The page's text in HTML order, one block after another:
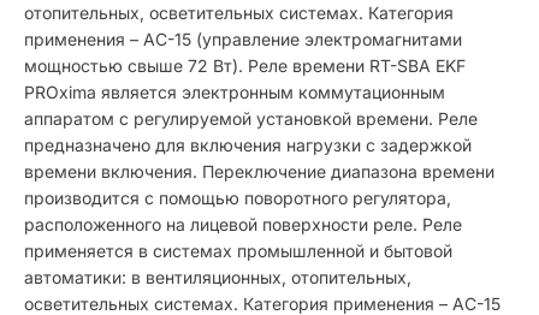
отопительных, осветительных системах. Категория
применения – АС-15 (управление электромагнитами
мощностью свыше 72 Вт). Реле времени RT-SBA EKF
PROxima является электронным коммутационным
аппаратом с регулируемой установкой времени. Реле
предназначено для включения нагрузки с задержкой
времени включения. Переключение диапазона времени
производится с помощью поворотного регулятора,
расположенного на лицевой поверхности реле. Реле
применяется в системах промышленной и бытовой
автоматики: в вентиляционных, отопительных,
осветительных системах. Категория применения – АС-15